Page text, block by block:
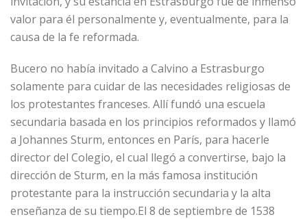
valor para él personalmente y, eventualmente, para la
causa de la fe reformada.
Bucero no había invitado a Calvino a Estrasburgo
solamente para cuidar de las necesidades religiosas de
los protestantes franceses. Allí fundó una escuela
secundaria basada en los principios reformados y llamó
a Johannes Sturm, entonces en París, para hacerle
director del Colegio, el cual llegó a convertirse, bajo la
dirección de Sturm, en la más famosa institución
protestante para la instrucción secundaria y la alta
enseñanza de su tiempo.El 8 de septiembre de 1538